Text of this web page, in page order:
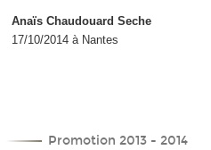
Anaïs Chaudouard Seche
17/10/2014 à Nantes
Promotion 2013 - 2014